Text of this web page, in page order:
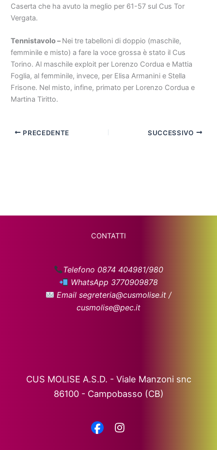
Caserta che ha avuto la meglio per 61-57 sul Cus Tor
Vergata.
Tennistavolo –Nei tre tabelloni di doppio (maschile,
femminile e misto) a fare la voce grossa è stato il Cus
Torino. Al maschile exploit per Lorenzo Cordua e Mattia
Foglia, al femminile, invece, per Elisa Armanini e Stella
Frisone. Nel misto, infine, primato per Lorenzo Cordua e
Martina Tiritto.
PRECEDENTE SUCCESSIVO
CONTATTI
Telefono 0874 404981/980
WhatsApp 3770909878
Email segreteria@cusmolise.it /
cusmolise@pec.it
CUS MOLISE A.S.D. - Viale Manzoni snc
86100 - Campobasso (CB)